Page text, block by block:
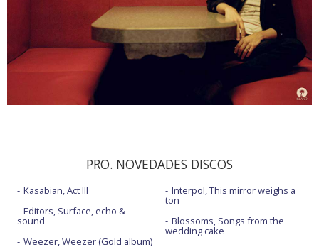
PRO. NOVEDADES DISCOS
Kasabian, Act III
Editors, Surface, echo &
sound
Weezer, Weezer (Gold album)
Interpol, This mirror weighs a
ton
Blossoms, Songs from the
wedding cake